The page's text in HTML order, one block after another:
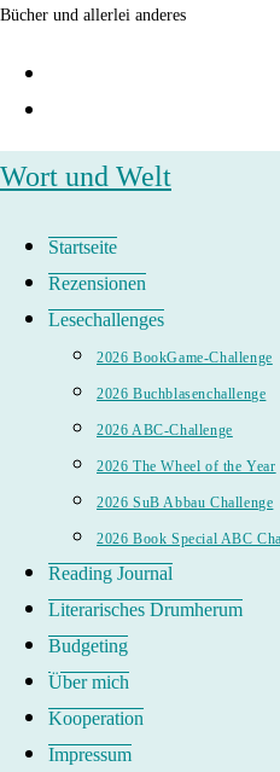
Zum
Bücher und allerlei anderes
Wort und Welt
Startseite
Rezensionen
Lesechallenges
2026 BookGame-Challenge
2026 Buchblasenchallenge
2026 ABC-Challenge
2026 The Wheel of the Year
2026 SuB Abbau Challenge
2026 Book Special ABC
Reading Journal
Literarisches Drumherum
Budgeting
Über mich
Kooperation
Impressum